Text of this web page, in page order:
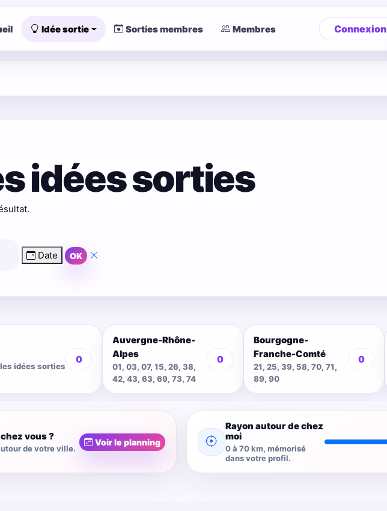
Connexion
Idée sortie Sorties membres Membres
idées sorties
Date OK
idées sorties
0
Auvergne-Rhône-
Alpes
01, 03, 07, 15, 26, 38,
42, 43, 63, 69, 73, 74
0
Bourgogne-
Franche-Comté
21, 25, 39, 58, 70, 71,
89, 90
0
vous ?
de votre ville.
Voir le planning
Rayon autour de chez
moi
0 à 70 km, mémorisé
dans votre profil.